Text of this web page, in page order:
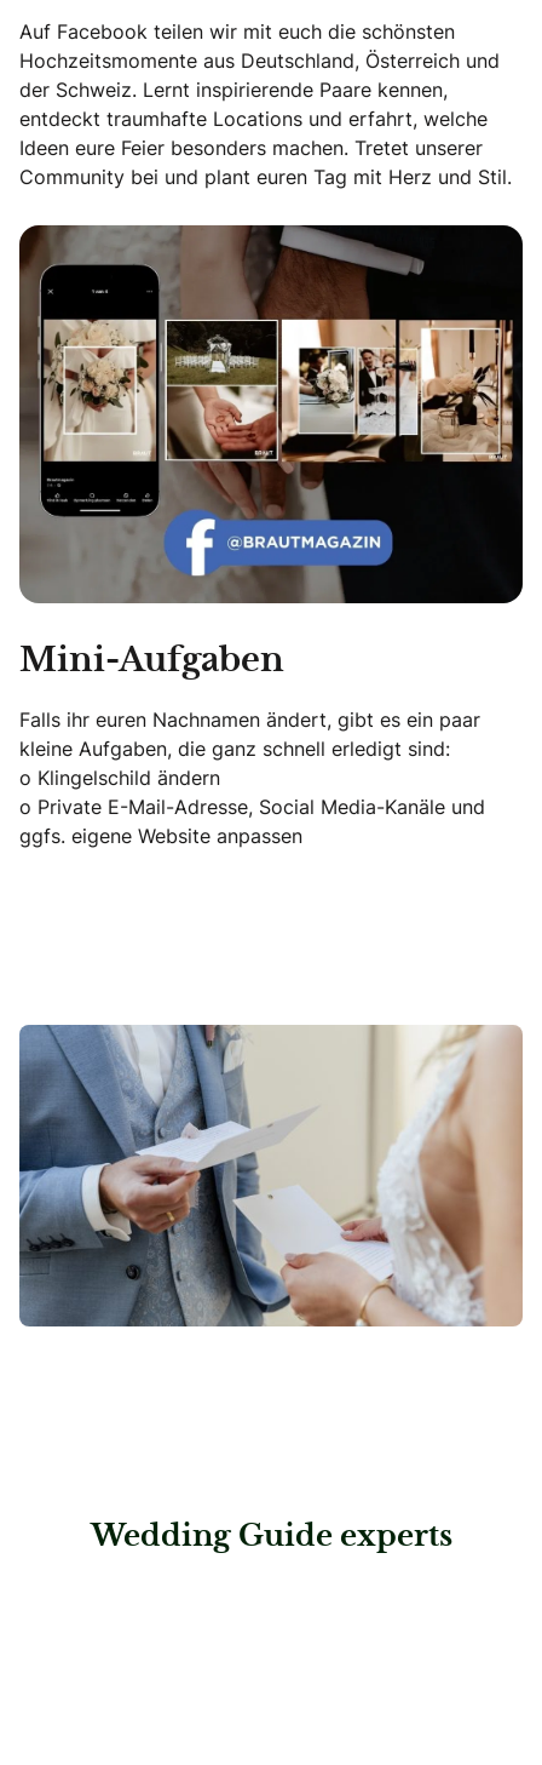
Auf Facebook teilen wir mit euch die schönsten
Hochzeitsmomente aus Deutschland, Österreich und
der Schweiz. Lernt inspirierende Paare kennen,
entdeckt traumhafte Locations und erfahrt, welche
Ideen eure Feier besonders machen. Tretet unserer
Community bei und plant euren Tag mit Herz und Stil.
Echte Geschichten. Echte Emotionen.
Mini-Aufgaben
Falls ihr euren Nachnamen ändert, gibt es ein paar
kleine Aufgaben, die ganz schnell erledigt sind:
o Klingelschild ändern
o Private E-Mail-Adresse, Social Media-Kanäle und
ggfs. eigene Website anpassen
Wedding Guide experts